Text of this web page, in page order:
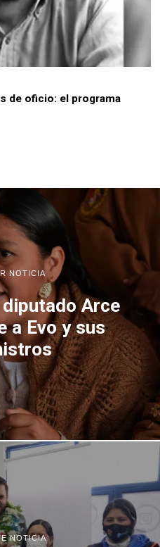
de oficio: el programa
NOTICIA
Arce
a Evo y sus
NOTICIA